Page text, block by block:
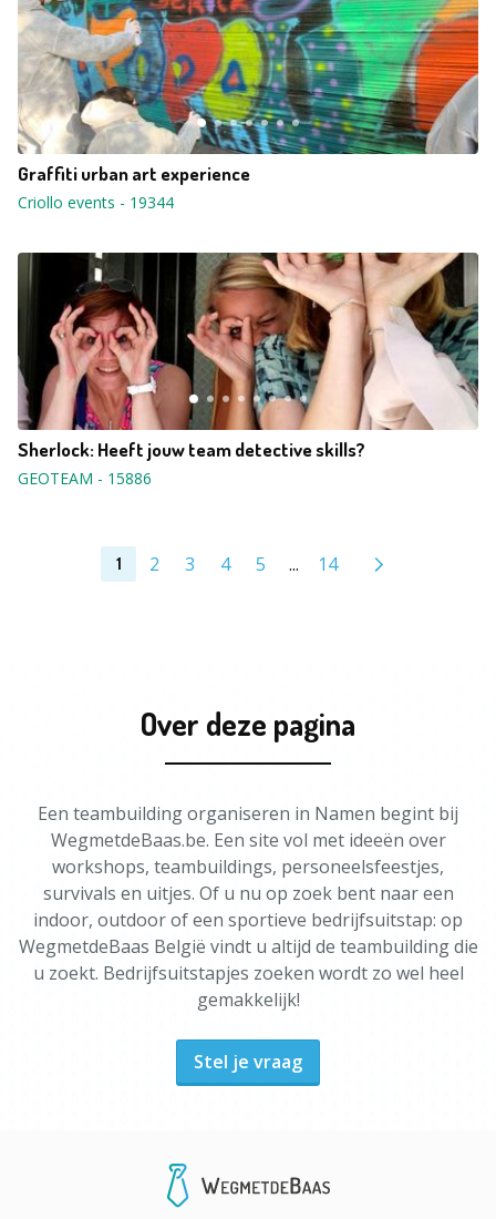
Graffiti urban art experience
Criollo events - 19344
Sherlock: Heeft jouw team detective skills?
GEOTEAM - 15886
1 2 3 4 5 ... 14
Over deze pagina
Een teambuilding organiseren in Namen begint bij
WegmetdeBaas.be. Een site vol met ideeën over
workshops, teambuildings, personeelsfeestjes,
survivals en uitjes. Of u nu op zoek bent naar een
indoor, outdoor of een sportieve bedrijfsuitstap: op
WegmetdeBaas België vindt u altijd de teambuilding die
u zoekt. Bedrijfsuitstapjes zoeken wordt zo wel heel
gemakkelijk!
Stel je vraag